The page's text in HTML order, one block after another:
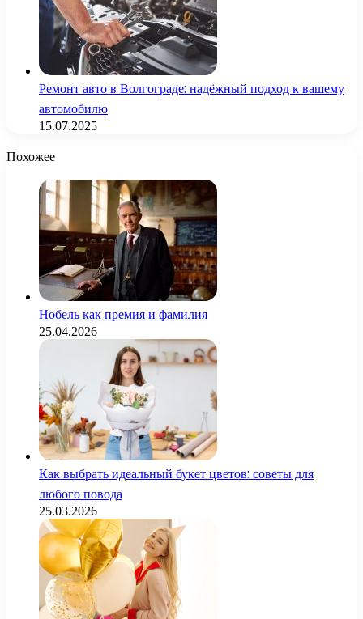
Ремонт авто в Волгограде: надёжный подход к вашему
автомобилю
15.07.2025
Похожее
Нобель как премия и фамилия
25.04.2026
Как выбрать идеальный букет цветов: советы для
любого повода
25.03.2026